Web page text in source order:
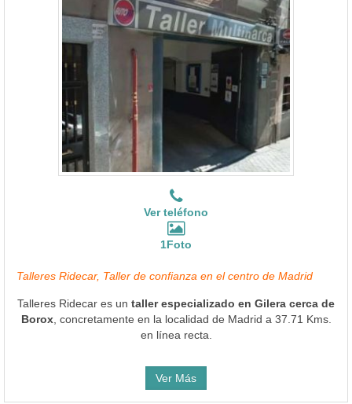
Ver teléfono
1Foto
Talleres Ridecar, Taller de confianza en el centro de Madrid
Talleres Ridecar es un taller especializado en Gilera cerca de
Borox, concretamente en la localidad de Madrid a 37.71 Kms.
en línea recta.
Ver Más